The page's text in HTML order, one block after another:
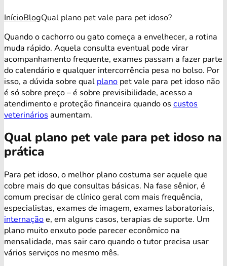
InícioBlogQual plano pet vale para pet idoso?
Quando o cachorro ou gato começa a envelhecer, a rotina
muda rápido. Aquela consulta eventual pode virar
acompanhamento frequente, exames passam a fazer parte
do calendário e qualquer intercorrência pesa no bolso. Por
isso, a dúvida sobre qual plano pet vale para pet idoso não
é só sobre preço – é sobre previsibilidade, acesso a
atendimento e proteção financeira quando os custos
veterinários aumentam.
Qual plano pet vale para pet idoso na
prática
Para pet idoso, o melhor plano costuma ser aquele que
cobre mais do que consultas básicas. Na fase sênior, é
comum precisar de clínico geral com mais frequência,
especialistas, exames de imagem, exames laboratoriais,
internaçãoe, em alguns casos, terapias de suporte. Um
plano muito enxuto pode parecer econômico na
mensalidade, mas sair caro quando o tutor precisa usar
vários serviços no mesmo mês.